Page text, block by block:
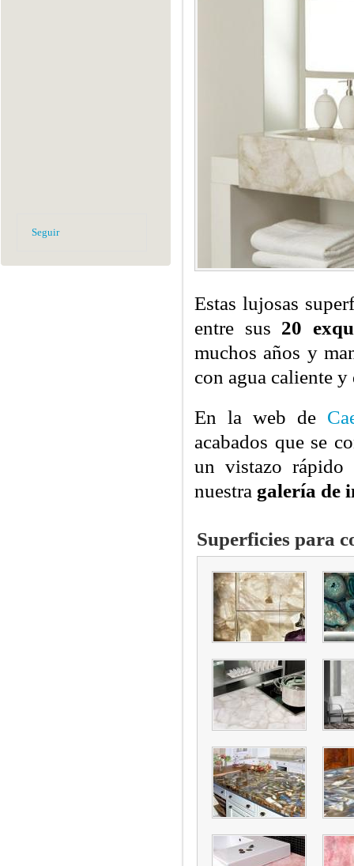
Seguir
Estas lujosas
entre sus 20
muchos años y
con agua caliente
En la web de
acabados que se
un vistazo rápido
nuestra galería de
Superficies para